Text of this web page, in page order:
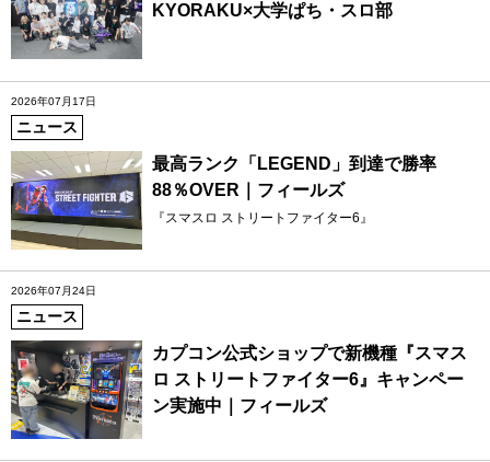
KYORAKU×大学ぱち・スロ部
2026年07月17日
ニュース
最高ランク「LEGEND」到達で勝率
88％OVER｜フィールズ
『スマスロ ストリートファイター6』
2026年07月24日
ニュース
カプコン公式ショップで新機種『スマス
ロ ストリートファイター6』キャンペー
ン実施中｜フィールズ